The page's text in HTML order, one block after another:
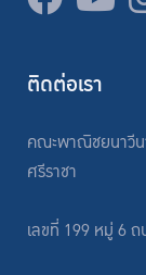
ติดต่อเรา
คณะพาณิชยนาวีน
ศรีราชา
เลขที่ 199 หมู่ 6